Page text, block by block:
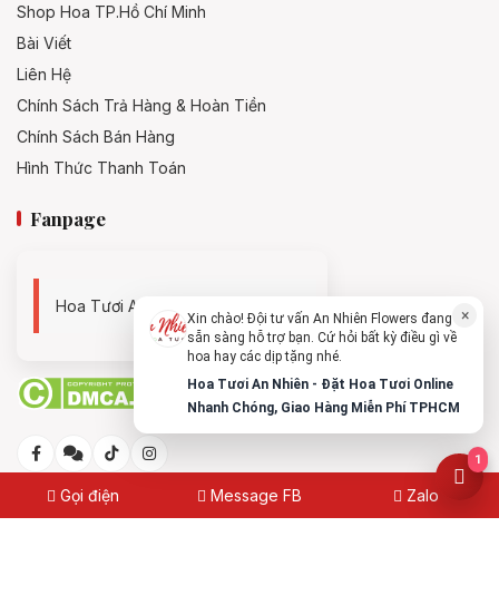
Gọi điện Message FB Zalo
Shop Hoa TP.Hồ Chí Minh
Bài Viết
Liên Hệ
Chính Sách Trả Hàng & Hoàn Tiền
Chính Sách Bán Hàng
Hình Thức Thanh Toán
Fanpage
Hoa Tươi An Nhiên - 0938494119
×
Xin chào! Đội tư vấn An Nhiên Flowers đang
sẵn sàng hỗ trợ bạn. Cứ hỏi bất kỳ điều gì về
hoa hay các dịp tặng nhé.
Hoa Tươi An Nhiên - Đặt Hoa Tươi Online
Nhanh Chóng, Giao Hàng Miễn Phí TPHCM
1